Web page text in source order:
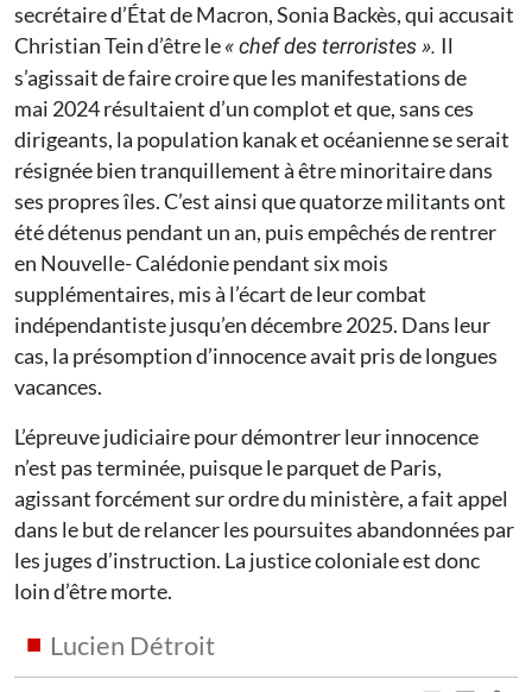
secrétaire d’État de Macron, Sonia Backès, qui accusait
Christian Tein d’être le« chef des terroristes ». Il
s’agissait de faire croire que les manifestations de
mai 2024 résultaient d’un complot et que, sans ces
dirigeants, la population kanak et océanienne se serait
résignée bien tranquillement à être minoritaire dans
ses propres îles. C’est ainsi que quatorze militants ont
été détenus pendant un an, puis empêchés de rentrer
en Nouvelle- Calédonie pendant six mois
supplémentaires, mis à l’écart de leur combat
indépendantiste jusqu’en décembre 2025. Dans leur
cas, la présomption d’innocence avait pris de longues
vacances.
L’épreuve judiciaire pour démontrer leur innocence
n’est pas terminée, puisque le parquet de Paris,
agissant forcément sur ordre du ministère, a fait appel
dans le but de relancer les poursuites abandonnées par
les juges d’instruction. La justice coloniale est donc
loin d’être morte.
Lucien Détroit